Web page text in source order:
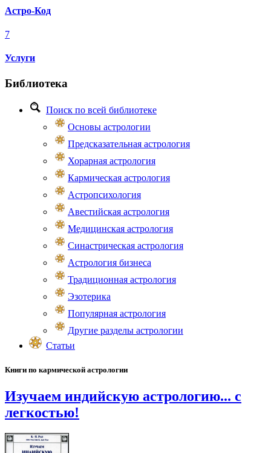
Астро-Код
7
Услуги
Библиотека
Поиск по всей библиотеке
Основы астрологии
Предсказательная астрология
Хорарная астрология
Кармическая астрология
Астропсихология
Авестийская астрология
Медицинская астрология
Синастрическая астрология
Астрология бизнеса
Традиционная астрология
Эзотерика
Популярная астрология
Другие разделы астрологии
Статьи
Книги по кармической астрологии
Изучаем индийскую астрологию... с
легкостью!